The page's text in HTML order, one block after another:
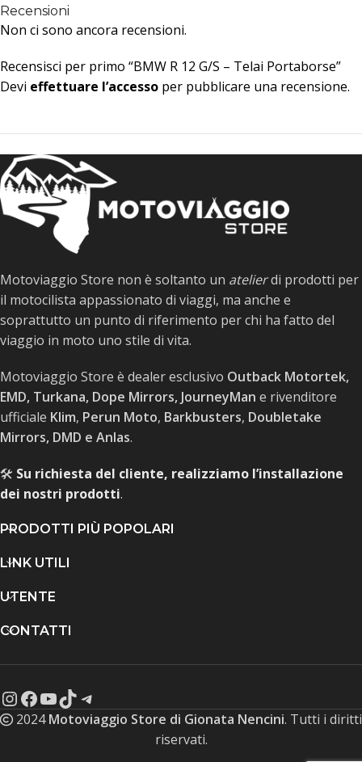
Recensioni
Non ci sono ancora recensioni.
Recensisci per primo “BMW R 12 G/S – Telai Portaborse”
Devi effettuare l’accesso per pubblicare una recensione.
Motoviaggio Store non è soltanto un atelierdi prodotti per
il motocilista appassionato di viaggi, ma anche e
soprattutto un punto di riferimento per chi ha fatto del
viaggio in moto uno stile di vita.
Motoviaggio Store è dealer esclusivo Outback Motortek,
EMD, Turkana, Dope Mirrors, JourneyMan e rivenditore
ufficiale Klim, Perun Moto, Barkbusters, Doubletake
Mirrors, DMD e Anlas.
🛠️ Su richiesta del cliente, realizziamo l’installazione
dei nostri prodotti.
PRODOTTI PIÙ POPOLARI
LINK UTILI
UTENTE
CONTATTI
2024Motoviaggio Store di Gionata Nencini. Tutti i diritti
riservati.